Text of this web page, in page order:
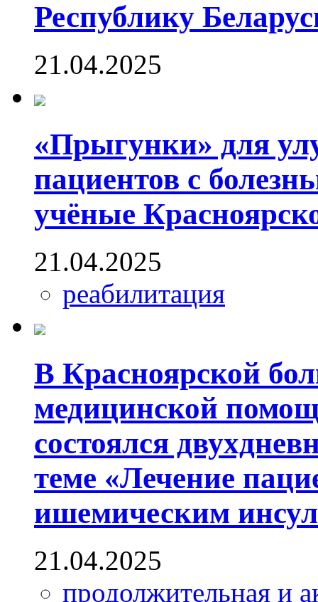
Республику
21.04.2025
«Прыгунки» для
пациентов с
учёные
21.04.2025
реабилитация
В Красноярской
медицинской
состоялся
теме «Лечение
ишемическим
21.04.2025
продолжительная и